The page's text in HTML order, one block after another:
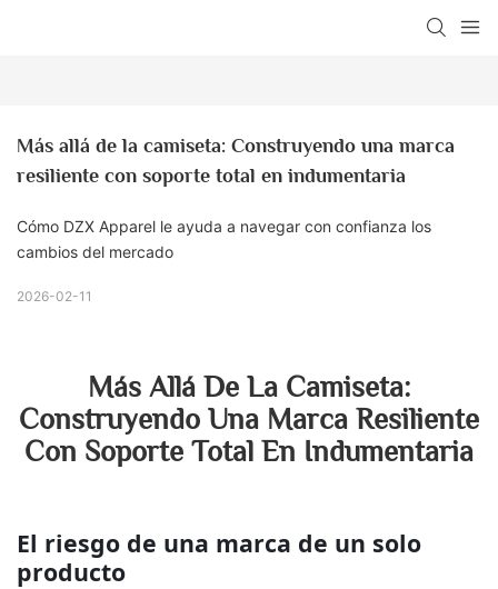
Más allá de la camiseta: Construyendo una marca
resiliente con soporte total en indumentaria
Cómo DZX Apparel le ayuda a navegar con confianza los
cambios del mercado
2026-02-11
Más Allá De La Camiseta:
Construyendo Una Marca Resiliente
Con Soporte Total En Indumentaria
El riesgo de una marca de un solo
producto